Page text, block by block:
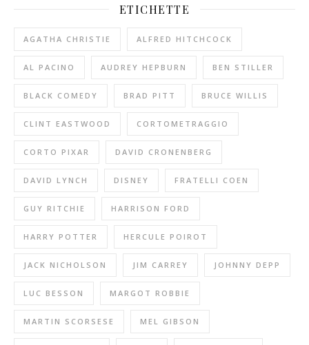
ETICHETTE
AGATHA CHRISTIE ALFRED HITCHCOCK
AL PACINO AUDREY HEPBURN BEN STILLER
BLACK COMEDY BRAD PITT BRUCE WILLIS
CLINT EASTWOOD CORTOMETRAGGIO
CORTO PIXAR DAVID CRONENBERG
DAVID LYNCH DISNEY FRATELLI COEN
GUY RITCHIE HARRISON FORD
HARRY POTTER HERCULE POIROT
JACK NICHOLSON JIM CARREY JOHNNY DEPP
LUC BESSON MARGOT ROBBIE
MARTIN SCORSESE MEL GIBSON